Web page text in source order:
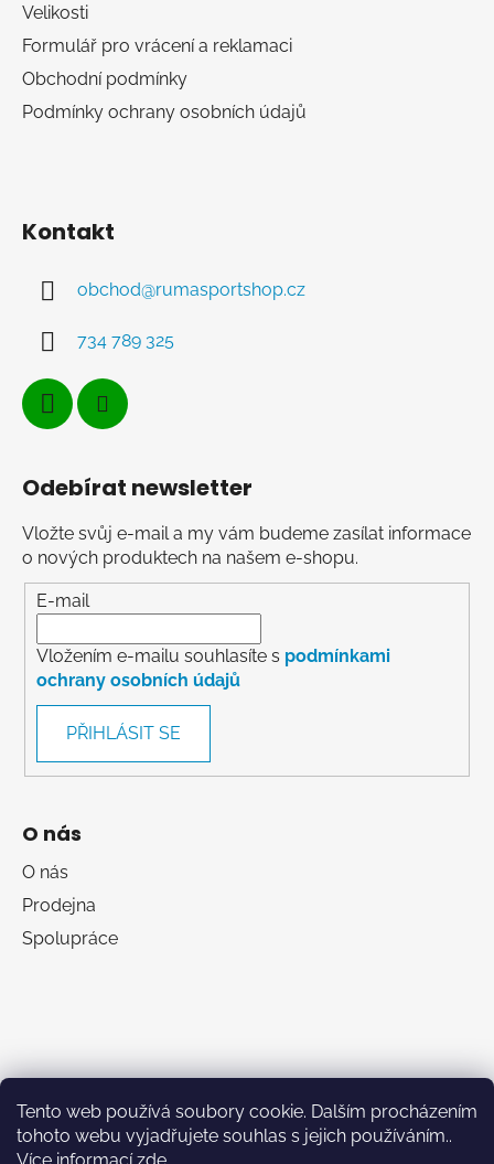
Tento web používá soubory cookie. Dalším procházením
tohoto webu vyjadřujete souhlas s jejich používáním..
Velikosti
Formulář pro vrácení a reklamaci
Obchodní podmínky
Podmínky ochrany osobních údajů
Kontakt
obchod@rumasportshop.cz
734 789 325
Odebírat newsletter
Vložte svůj e-mail a my vám budeme zasílat informace
o nových produktech na našem e-shopu.
E-mail
Vložením e-mailu souhlasíte s podmínkami
ochrany osobních údajů
PŘIHLÁSIT SE
O nás
O nás
Prodejna
Spolupráce